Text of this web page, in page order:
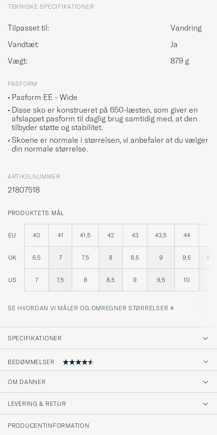
TEKNISKE SPECIFIKATIONER
Tilpasset til:
Vandring
Vandtæt:
Ja
Vægt:
879 g
PASFORM
Pasform EE - Wide
Disse sko er konstrueret på 650-læsten, som giver en
afslappet pasform til daglig brug samtidig med, at den
tilbyder støtte og stabilitet.
Skoene er normale i størrelsen, vi anbefaler at du vælger
din normale størrelse.
ARTIKELNUMMER
21807518
PRODUKTETS MÅL
EU 40 41 41,5 42 43 43,5 44
UK 6,5 7 7,5 8 8,5 9 9,5
US 7 7,5 8 8,5 9 9,5 10
SE HVORDAN VI MÅLER OG OMREGNER STØRRELSER »
SPECIFIKATIONER
BEDØMMELSER
Super Schuh
JULIAN L KØBTE PÅ CAREOFCARL.DE
OM DANNER
LEVERING & RETUR
PRODUCENTINFORMATION